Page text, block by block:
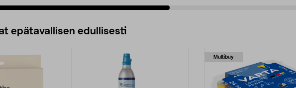
epätavallisen edullisesti
Multibuy